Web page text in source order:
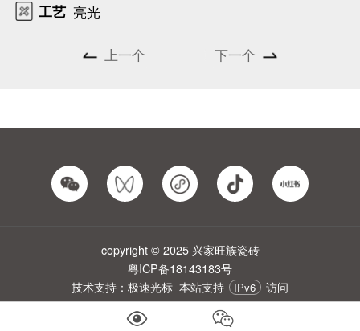
工艺 亮光
上一个 下一个
copyright © 2025 兴家旺族瓷砖
粤ICP备18143183号
技术支持：极速光标 本站支持 IPv6 访问